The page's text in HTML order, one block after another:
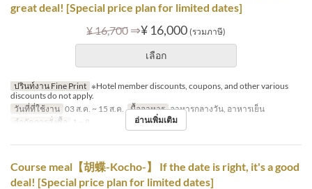
great deal! [Special price plan for limited dates]
¥ 16,700 ⇒¥ 16,000 (รวมภาษี)
เลือก
ปรินท์งาน Fine Print ※Hotel member discounts, coupons, and other various
discounts do not apply.
วันที่ที่ใช้งาน 03 ส.ค. ~ 15 ส.ค. มื้ออาหาร อาหารกลางวัน, อาหารเย็น
จำกัดการสั่งซื้อ
1 ~ 8 อ่านเพิ่มเติม
Course meal【胡蝶-Kocho-】 If the date is right, it's a good
deal! [Special price plan for limited dates]